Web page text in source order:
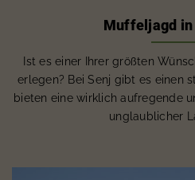
Muffeljagd
Ist es einer Ihrer größten
erlegen? Bei Senj gibt es einen
bieten eine wirklich aufregende
unglaublicher